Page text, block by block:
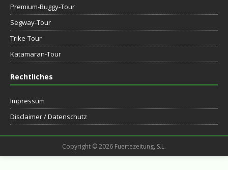
Premium-Buggy-Tour
Segway-Tour
Trike-Tour
Katamaran-Tour
Rechtliches
Impressum
Disclaimer / Datenschutz
Copyright © 2026 Fuertezeitung, S.L.